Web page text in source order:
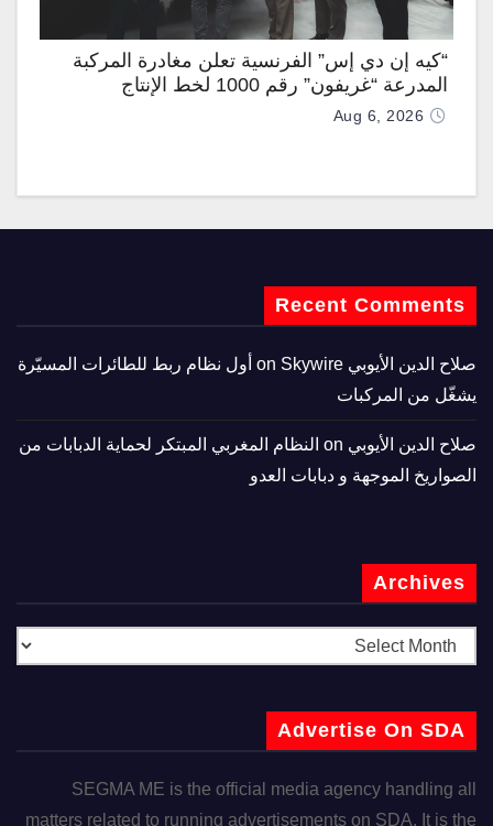
“كيه إن دي إس” الفرنسية تعلن مغادرة المركبة
المدرعة “غريفون” رقم 1000 لخط الإنتاج
Aug 6, 2026
Recent Comments
صلاح الدين الأيوبي
Skywire أول نظام ربط للطائرات المسيّرة
يشغّل من المركبات
صلاح الدين الأيوبي
النظام المغربي المبتكر لحماية الدبابات من
الصواريخ الموجهة و دبابات العدو
Archives
Advertise On SDA
SEGMA ME is the official media agency handling all
matters related to running advertisements on SDA. It is the